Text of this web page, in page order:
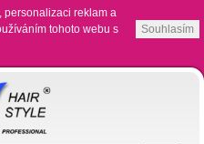
personalizaci reklam a
tohoto webu s
Souhlasím